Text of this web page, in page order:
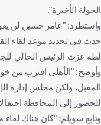
الجولة الأخيرة".
واستطرد: "عامر حسين لن
حدث في تحديد موعد لقاء
لطه عزت الرئيس الحالي
وأوضح: "الأهلي اقترب من
المقبل، ولكن مجلس إدارة
للحضور إلى المحافظة احتفالا
وتابع سويلم: "كان هناك